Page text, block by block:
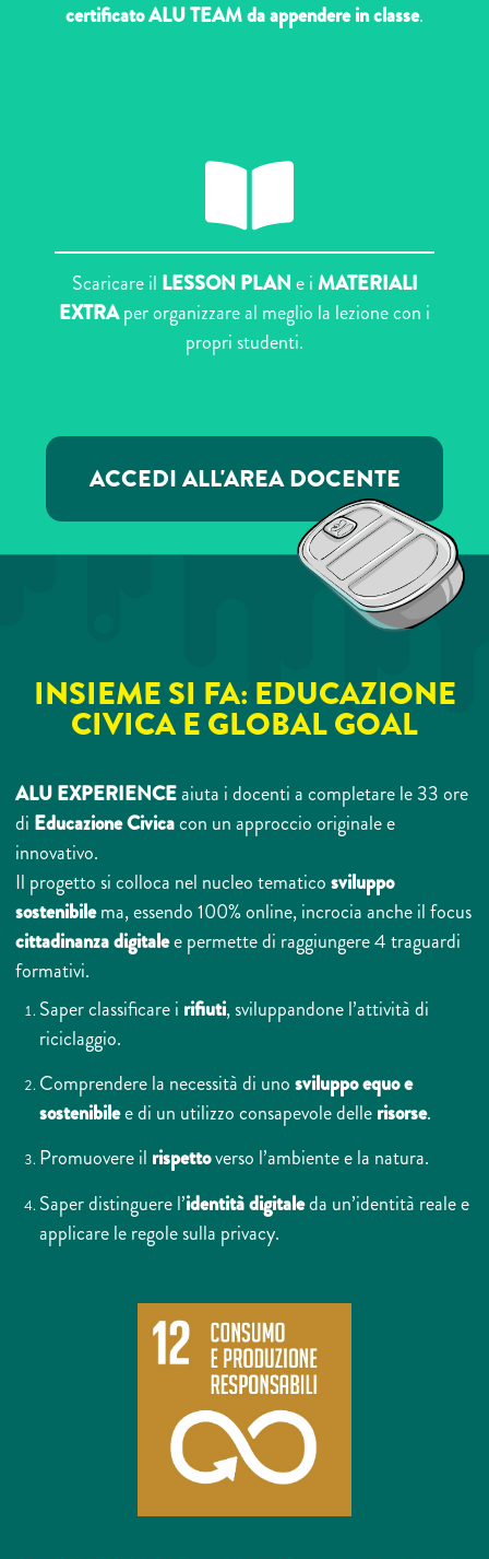
Sono un
certificato ALU TEAM da appendere in classe.
Scaricare il LESSON PLANe i MATERIALI
EXTRAper organizzare al meglio la lezione con i
propri studenti.
ACCEDI ALL'AREA DOCENTE
INSIEME SI FA: EDUCAZIONE
CIVICA E GLOBAL GOAL
ALU EXPERIENCEaiuta i docenti a completare le 33 ore
di Educazione Civicacon un approccio originale e
innovativo.
Il progetto si colloca nel nucleo tematicosviluppo
sostenibilema, essendo 100% online, incrocia anche il focus
cittadinanza digitalee permette di raggiungere 4 traguardi
formativi.
Saper classificare i rifiuti, sviluppandone l’attività di
riciclaggio.
Comprendere la necessità di unosviluppo equo e
sostenibilee di un utilizzo consapevole dellerisorse.
Promuovere il rispettoverso l’ambiente e la natura.
Saper distinguere l’identità digitaleda un’identità reale e
applicare le regole sulla privacy.